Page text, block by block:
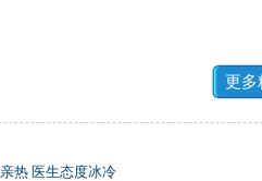
更多
热 医生态度冰冷